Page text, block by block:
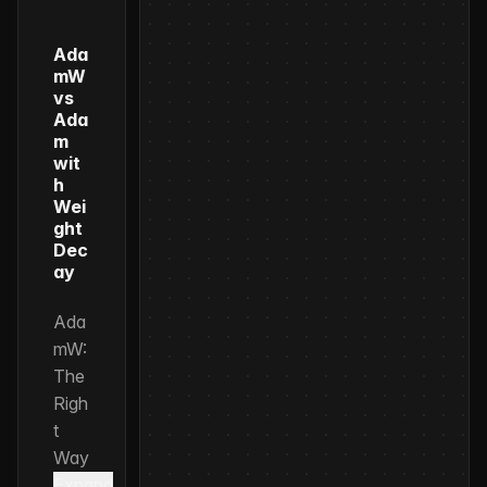
Ada
mW
vs
Ada
m
wit
h
Wei
ght
Dec
ay
Ada
mW:
The
Righ
t
Way